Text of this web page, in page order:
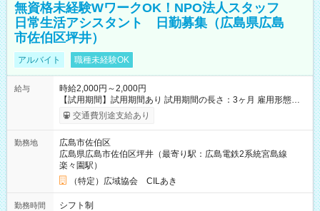
無資格未経験WワークOK！NPO法人スタッフ
日常生活アシスタント 日勤募集（広島県広島
市佐伯区坪井）
アルバイト 職種未経験OK
給与
時給2,000円～2,000円
【試用期間】試用期間あり 試用期間の長さ：3ヶ月 雇用形態、
給与は本採用時と同じです。
交通費別途支給あり
勤務地
広島市佐伯区
広島県広島市佐伯区坪井（最寄り駅：広島電鉄2系統宮島線
楽々園駅）
（特定）広域協会 CILあき
勤務時間
シフト制